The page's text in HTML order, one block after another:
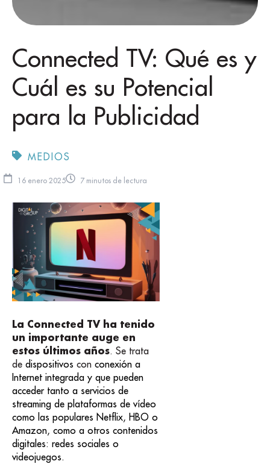
Connected TV: Qué es y
Cuál es su Potencial
para la Publicidad
MEDIOS
16 enero 2025 7 minutos de lectura
La Connected TV ha tenido
un importante auge en
estos últimos años. Se trata
de dispositivos con conexión a
Internet integrada y que pueden
acceder tanto a servicios de
streaming de plataformas de vídeo
como las populares Netflix, HBO o
Amazon, como a otros contenidos
digitales: redes sociales o
videojuegos.